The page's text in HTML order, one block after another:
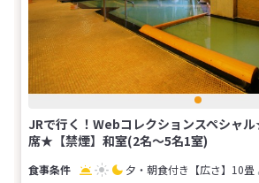
JRで行く！Webコレクションスペシャ
席★【禁煙】和室(2名～5名1室)
夕・朝食付き 【広さ】10畳